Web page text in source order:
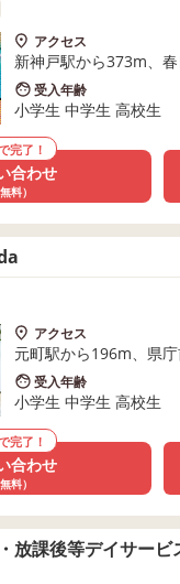
アクセス
新神戸駅から373m、
受入年齢
小学生 中学生 高校生
完了！
合わせ
無料）
アクセス
元町駅から196m、県
受入年齢
小学生 中学生 高校生
完了！
合わせ
無料）
放課後等デイサー